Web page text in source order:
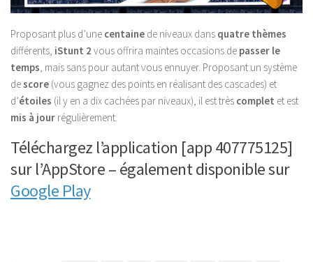
Proposant plus d’une centaine de niveaux dans quatre thèmes
différents, iStunt 2 vous offrira maintes occasions de passer le
temps, mais sans pour autant vous ennuyer. Proposant un système
descore (vous gagnez des points en réalisant des cascades) et
d’étoiles (il y en a dix cachées par niveaux), il est très complet et est
mis à jour régulièrement.
Téléchargez l’application [app 407775125]
sur l’AppStore – également disponible sur
Google Play